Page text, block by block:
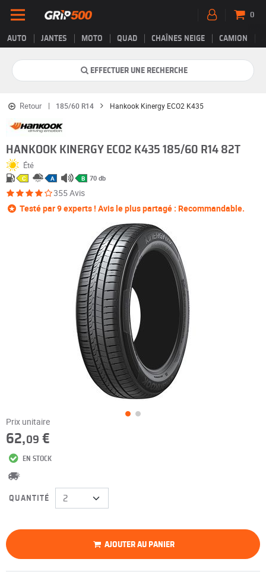
AUTO JANTES MOTO QUAD CHAÎNES NEIGE CAMION
0
EFFECTUER UNE RECHERCHE
Retour 185/60 R14 Hankook Kinergy ECO2 K435
HANKOOK KINERGY ECO2 K435 185/60 R14 82T
Été
C A B 70 db
355 Avis
Testé par 9 experts ! Avis le plus partagé : Recommandable.
Prix unitaire
62,09 €
EN STOCK
QUANTITÉ
AJOUTER AU PANIER